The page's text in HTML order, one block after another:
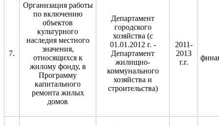
7.
Организация работы
по включению
объектов
культурного
наследия местного
значения,
относящихся к
жилому фонду, в
Программу
капитального
ремонта жилых
домов
Департамент
городского
хозяйства (с
01.01.2012 г. -
Департамент
жилищно-
коммунального
хозяйства и
строительства)
2011-
2013
г.г.